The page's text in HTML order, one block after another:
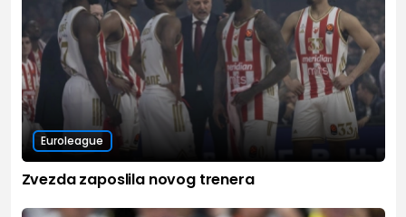
Euroleague
Zvezda zaposlila novog trenera